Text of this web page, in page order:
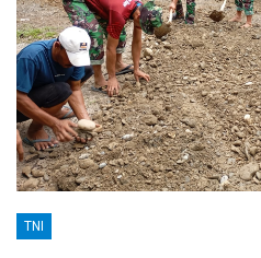
TNI